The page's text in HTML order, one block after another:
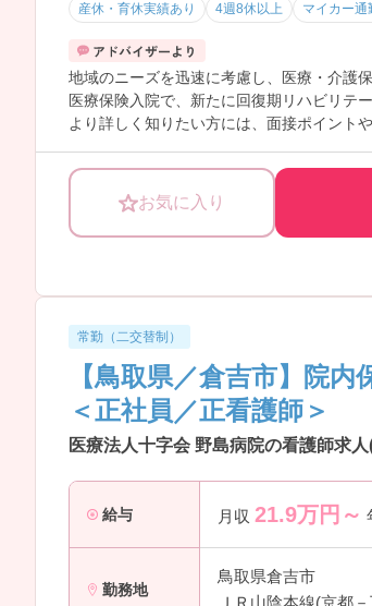
産休・育休実績あり 4週8休以上 マイカー通
地域のニーズを迅速に考慮し、医療・介護
医療保険入院で、新たに回復期リハビリテ
より詳しく知りたい方には、面接ポイント
お気に入り
常勤（二交替制）
【鳥取県／倉吉市】院
＜正社員／正看護師＞
医療法人十字会 野島病院の看護師求
給与 月収 21.9万円～
勤務地
鳥取県倉吉市